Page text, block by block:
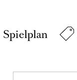
Spielplan